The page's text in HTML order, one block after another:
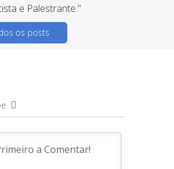
e Palestrante."
os posts